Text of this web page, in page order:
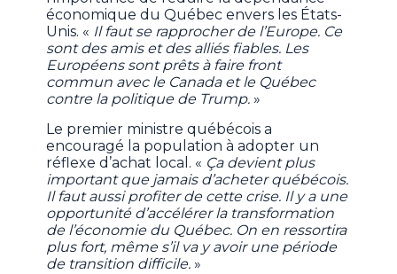
économique du Québec envers les États-
Unis. « Il faut se rapprocher de l’Europe. Ce
sont des amis et des alliés fiables. Les
Européens sont prêts à faire front
commun avec le Canada et le Québec
contre la politique de Trump.»
Le premier ministre québécois a
encouragé la population à adopter un
réflexe d’achat local. « Ça devient plus
important que jamais d’acheter québécois.
Il faut aussi profiter de cette crise. Il y a une
opportunité d’accélérer la transformation
de l’économie du Québec. On en ressortira
plus fort, même s’il va y avoir une période
de transition difficile. »